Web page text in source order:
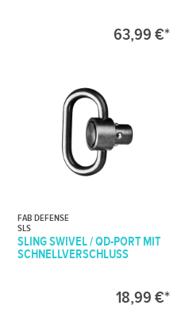
63,99 €*
FAB DEFENSE
SLS
SLING SWIVEL / QD-PORT MIT
SCHNELLVERSCHLUSS
18,99 €*